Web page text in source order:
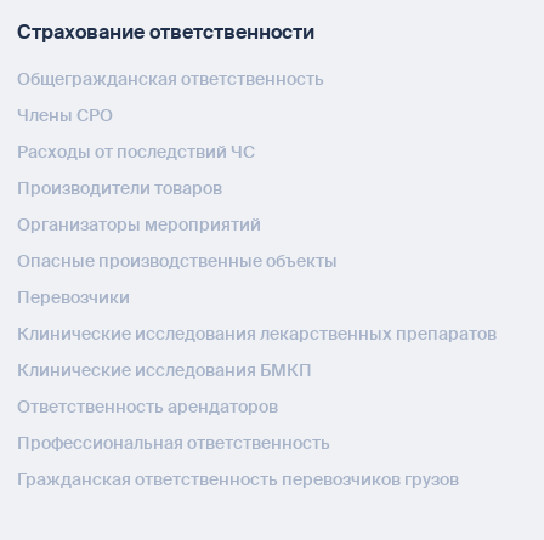
Страхование ответственности
Общегражданская ответственность
Члены СРО
Расходы от последствий ЧС
Производители товаров
Организаторы мероприятий
Опасные производственные объекты
Перевозчики
Клинические исследования лекарственных препаратов
Клинические исследования БМКП
Ответственность арендаторов
Профессиональная ответственность
Гражданская ответственность перевозчиков грузов